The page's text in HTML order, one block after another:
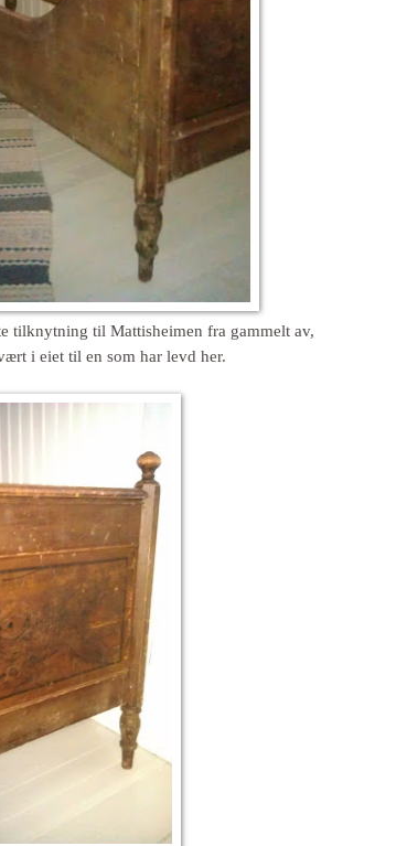
tilknytning til Mattisheimen fra gammelt av,
i eiet til en som har levd her.